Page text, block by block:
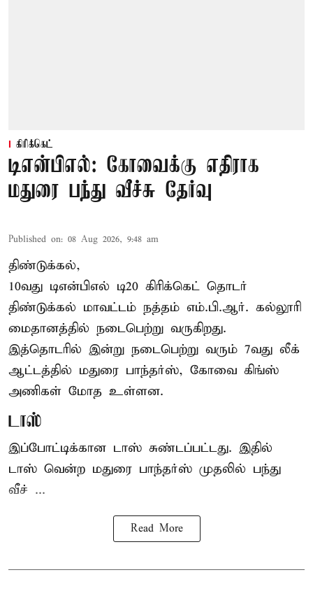
கிரிக்கெட்
டிஎன்பிஎல்: கோவைக்கு எதிராக
மதுரை பந்து வீச்சு தேர்வு
Published on: 08 Aug 2026, 9:48 am
திண்டுக்கல்,
10வது டிஎன்பிஎல் டி20 கிரிக்கெட் தொடர்
திண்டுக்கல் மாவட்டம் நத்தம் எம்.பி.ஆர். கல்லூரி
மைதானத்தில் நடைபெற்று வருகிறது.
இத்தொடரில் இன்று நடைபெற்று வரும் 7வது லீக்
ஆட்டத்தில் மதுரை பாந்தர்ஸ், கோவை கிங்ஸ்
அணிகள் மோத உள்ளன.
டாஸ்
இப்போட்டிக்கான டாஸ் சுண்டப்பட்டது. இதில்
டாஸ் வென்ற மதுரை பாந்தர்ஸ் முதலில் பந்து
வீச் ...
Read More